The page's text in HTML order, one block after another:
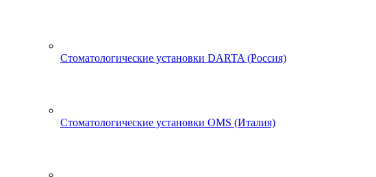
Стоматологические установки DARTA (Россия)
Стоматологические установки OMS (Италия)